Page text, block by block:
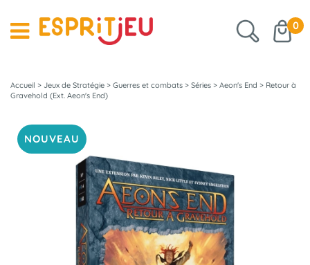
0
Accueil > Jeux de Stratégie > Guerres et combats > Séries > Aeon's End > Retour à
Gravehold (Ext. Aeon's End)
NOUVEAU